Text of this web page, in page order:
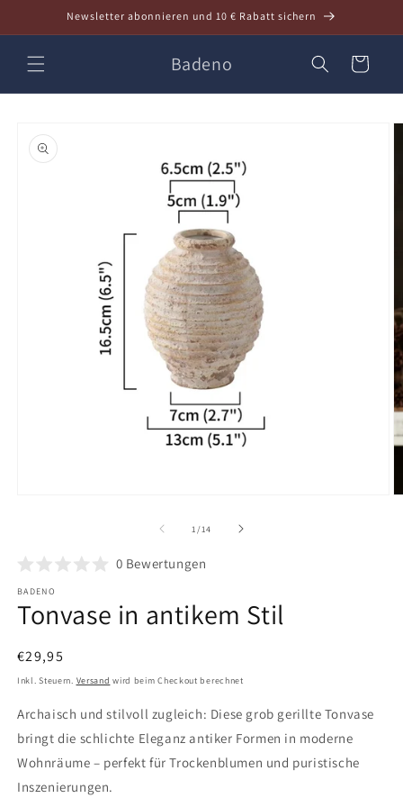
Inhalt
Newsletter abonnieren und 10 € Rabatt sichern
Badeno Warenkorb
öffnen
1 /von
14
0 Bewertungen
BADENO
Tonvase in antikem Stil
Normaler
Preis
€29,95
Inkl. Steuern. Versand wird beim Checkout berechnet
Archaisch und stilvoll zugleich: Diese grob gerillte Tonvase
bringt die schlichte Eleganz antiker Formen in moderne
Wohnräume – perfekt für Trockenblumen und puristische
Inszenierungen.